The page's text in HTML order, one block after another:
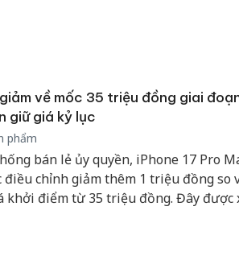
về mốc 35 triệu đồng giai
giữ giá kỷ lục
phẩm
bán lẻ ủy quyền, iPhone 17 Pro
điều chỉnh giảm thêm 1 triệu đồng so
khởi điểm từ 35 triệu đồng. Đây được